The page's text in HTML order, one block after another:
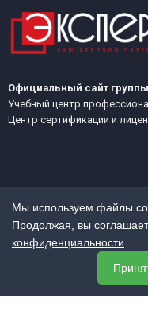
Официальный сайт
Учебный центр
Центр сертификации и
МЕНЮ
Мы используем файлы
Продолжая, вы
конфиденциальности